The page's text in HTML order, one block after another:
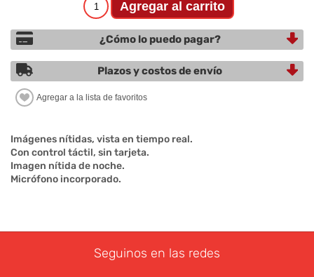
¿Cómo lo puedo pagar?
Plazos y costos de envío
Imágenes nítidas, vista en tiempo real.
Con control táctil, sin tarjeta.
Imagen nítida de noche.
Micrófono incorporado.
Seguinos en las redes